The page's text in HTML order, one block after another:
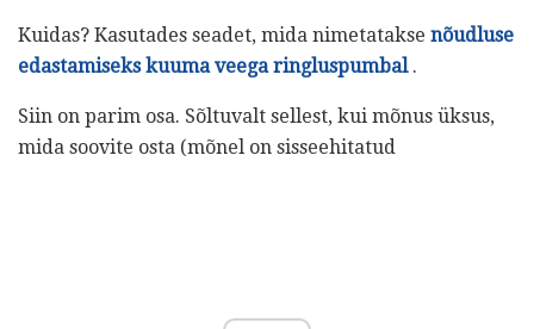
Kuidas? Kasutades seadet, mida nimetatakse nõudluse
edastamiseks kuuma veega ringluspumbal.
Siin on parim osa. Sõltuvalt sellest, kui mõnus üksus,
mida soovite osta (mõnel on sisseehitatud